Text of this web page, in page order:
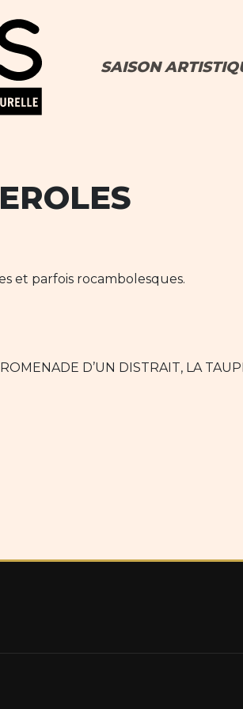
SAISON
et parfois rocambolesques.
D’UN DISTRAIT, LA